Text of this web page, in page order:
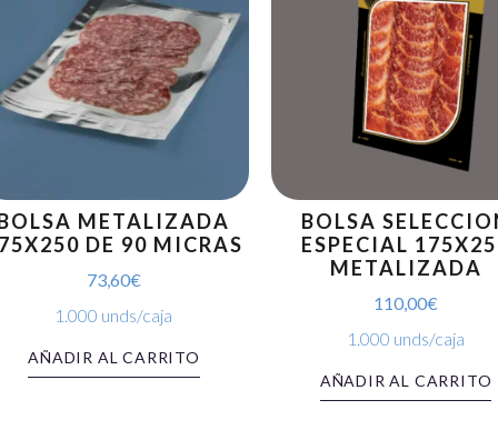
METALIZADA
DE 90 MICRAS
73,60€
1.000 unds/caja
AÑADIR AL CARRITO
BOLSA
ESPECIAL
METALIZADA
110,00€
1.000 unds/caja
AÑADIR AL CARRITO